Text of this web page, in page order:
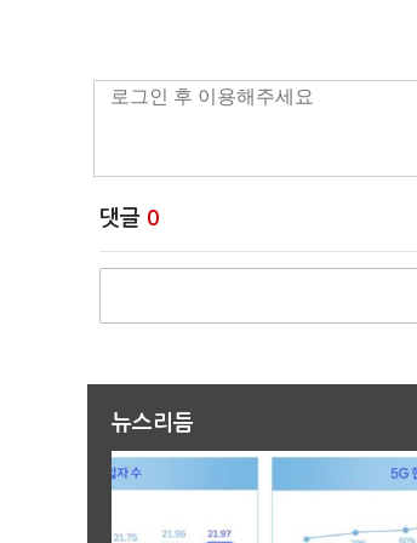
댓글 0
뉴스리듬